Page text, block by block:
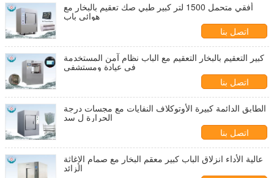
أفقي متحمل 1500 لتر كبير طبي صك تعقيم بالبخار مع
هوائي باب
اتصل بنا
كبير التعقيم بالبخار التعقيم مع الباب نظام آمن المستخدمة
في عيادة ومستشفى
اتصل بنا
الطابق الدائمة كبيرة الأوتوكلاف النفايات مع مجسات درجة
الحرارة ل سد
اتصل بنا
عالية الأداء انزلاق الباب كبير معقم البخار مع صمام الإغاثة
الزائد